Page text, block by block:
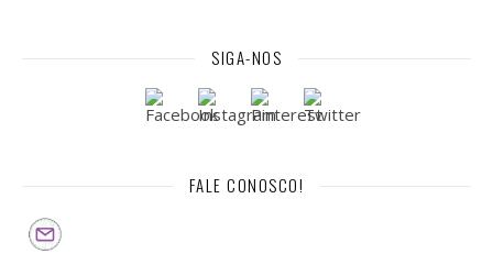
SIGA-NOS
FALE CONOSCO!